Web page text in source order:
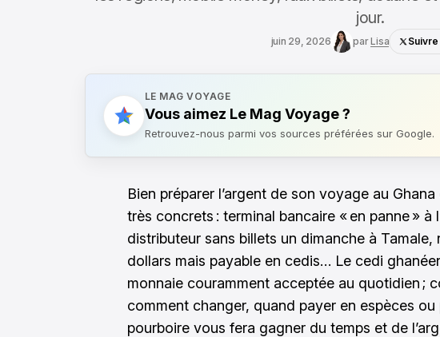
jour.
juin 29, 2026 parLisa
LE MAG VOYAGE
Vous aimez Le Mag Voyage ?
Retrouvez-nous parmi vos sources préférées sur Google.
Bien préparer l’argent de son voyage au
très concrets : terminal bancaire « en panne » à
distributeur sans billets un dimanche à Tamale,
dollars mais payable en cedis… Le cedi
monnaie couramment acceptée au quotidien ;
comment changer, quand payer en espèces
pourboire vous fera gagner du temps et de